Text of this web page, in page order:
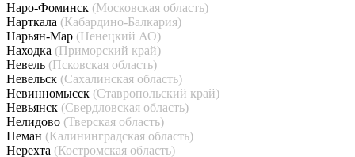
Наро-Фоминск (Московская область)
Нарткала (Кабардино-Балкария)
Нарьян-Мар (Ненецкий АО)
Находка (Приморский край)
Невель (Псковская область)
Невельск (Сахалинская область)
Невинномысск (Ставропольский край)
Невьянск (Свердловская область)
Нелидово (Тверская область)
Неман (Калининградская область)
Нерехта (Костромская область)